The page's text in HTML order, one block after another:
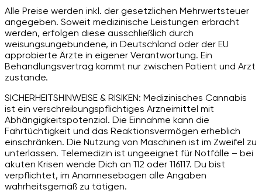
Alle Preise werden inkl. der gesetzlichen Mehrwertsteuer
angegeben. Soweit medizinische Leistungen erbracht
werden, erfolgen diese ausschließlich durch
weisungsungebundene, in Deutschland oder der EU
approbierte Ärzte in eigener Verantwortung. Ein
Behandlungsvertrag kommt nur zwischen Patient und Arzt
zustande.
SICHERHEITSHINWEISE & RISIKEN: Medizinisches Cannabis
ist ein verschreibungspflichtiges Arzneimittel mit
Abhängigkeitspotenzial. Die Einnahme kann die
Fahrtüchtigkeit und das Reaktionsvermögen erheblich
einschränken. Die Nutzung von Maschinen ist im Zweifel zu
unterlassen. Telemedizin ist ungeeignet für Notfälle – bei
akuten Krisen wende Dich an 112 oder 116117. Du bist
verpflichtet, im Anamnesebogen alle Angaben
wahrheitsgemäß zu tätigen.